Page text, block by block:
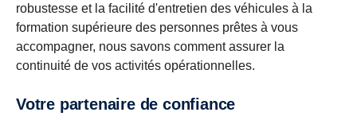
robustesse et la facilité d'entretien des véhicules à la
formation supérieure des personnes prêtes à vous
accompagner, nous savons comment assurer la
continuité de vos activités opérationnelles.
Votre partenaire de confiance